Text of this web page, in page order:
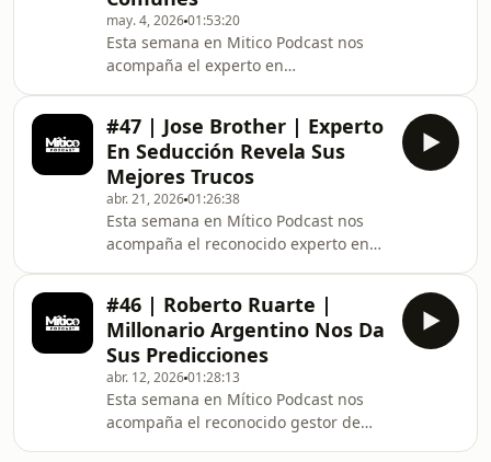
de Registro a
Exnesshttps://one.exnessonelink.com/a/
Exnesshttps://youtu.be/ugJmhjv3BmQ?
si=VjNkt0ffqPcRlJBnLink de Regist
may. 4, 202601:53:20
Esta semana en Mitico Podcast nos
acompaña el experto en
roben tus criptomonedas, cuales son
las habituales estafas en mercado
pago, como negocio con hackers
rusos, que hay en la dark web y
muchas cosas más. Link de Registro a
Exnesshttps://one.exnessonelink.com/a/
Exnesshttps://youtu.be/ugJmhjv3BmQ?
si=VjNkt0ffq
#47 | Jose Brother | Experto
En Seducción Revela Sus
Mejores Trucos
abr. 21, 202601:26:38
Esta semana en Mítico Podcast nos
acompaña el reconocido experto en
comenten los hombres a la hora de
encarar una mujer, como convertirse
en un hombre de alto valor, cuanta
plata con seducción y muchas cosas
más. Link de Registro a
Exnesshttps://one.exnessonelink.com/a/
Exnesshttps://youtu.be/ugJmhjv3BmQ?
#46 | Roberto Ruarte |
Millonario Argentino Nos Da
Sus Predicciones
abr. 12, 202601:28:13
Esta semana en Mítico Podcast nos
acompaña el reconocido gestor de